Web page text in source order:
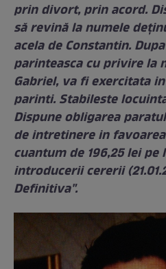
prin divort, prin acord.
să revină la numele
acela de Constantin.
parinteasca cu privire la
Gabriel, va fi exercitata
parinti. Stabileste
Dispune obligarea
de intretinere in
cuantum de 196,25 lei pe
introducerii cererii
Definitiva".